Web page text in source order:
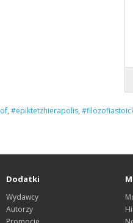
, #epiktetzhierapolis,
Dodatki
Wydawcy
Autorzy